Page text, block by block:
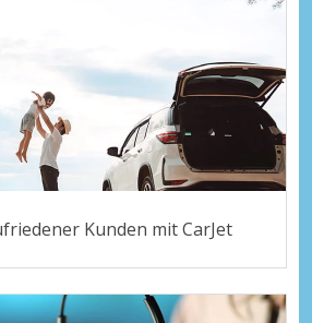
Kunden mit CarJet